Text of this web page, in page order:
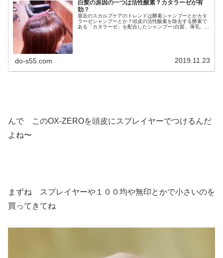
白髪の原因の一つは活性酸素？カタラーゼが有
効？
最近のスカルプケアのトレンドは酵素シャンプーとかカタ
ラーゼシャンプーとか？頭皮の活性酸素を除去する酵素で
ある「カタラーゼ」を配合したシャンプー♪白髪、薄毛、抜
do-s55.com 2019.11.23
んで このOX-ZEROを頭皮にスプレイヤーでつけるんだ
よね〜
まずね スプレイヤーや１００均や無印とかで小さいのを
買ってきてね